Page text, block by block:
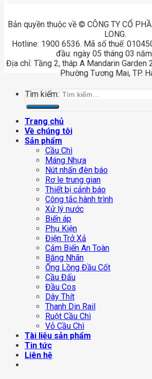
Bản quyền thuộc về © CÔNG TY CỔ
LONG.
Hotline: 1900 6536. Mã số thuế:
đầu: ngày 05 tháng 03
Địa chỉ: Tầng 2, tháp A Mandarin Garden
Phường Tương Mai, TP.
Tìm kiếm:
Trang chủ
Về chúng tôi
Sản phẩm
Cầu Chì
Máng Nhựa
Nút nhấn đèn báo
Rơ le trung gian
Thiết bị cảnh báo
Công tắc hành trình
Xử lý nước
Biến áp
Phụ Kiện
Điện Trở Xả
Cảm Biến An Toàn
Băng Nhãn
Ống Lồng Đầu Cốt
Cầu Đấu
Đầu Cos
Dây Thít
Thanh Din Rail
Ruột Cầu Chì
Vỏ Cầu Chì
Tài liệu sản phẩm
Tin tức
Liên hệ